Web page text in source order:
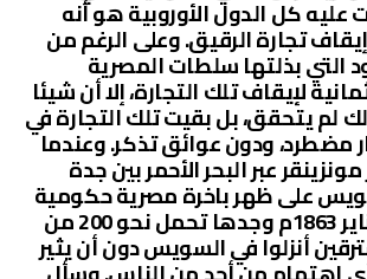
عليه كل الدول الأوروبية هو أنه
تجارة الرقيق. وعلى الرغم من
التي بذلتها سلطات المصرية
لإيقاف تلك التجارة، إلا أن شيئا
لم يتحقق، بل بقيت تلك التجارة في
مضطرد، ودون عوائق تذكر. وعندما
عبر البحر الأحمر بين جدة
على ظهر باخرة مصرية حكومية
في يناير 1863م وجدها تحمل نحو 200 من
أنزلوا في السويس دون أن يثير